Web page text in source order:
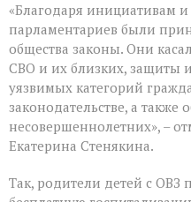
«Благодаря инициативам
парламентариев были
общества законы. Они
СВО и их близких, защиты
уязвимых категорий
законодательстве, а также
несовершеннолетних», –
Екатерина Стенякина.
Так, родители детей с ОВЗ